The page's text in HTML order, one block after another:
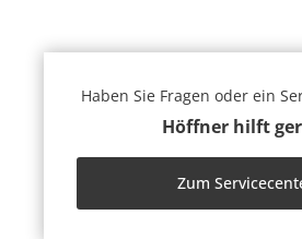
Haben Sie Fragen oder ein
Höffner hilft
Zum